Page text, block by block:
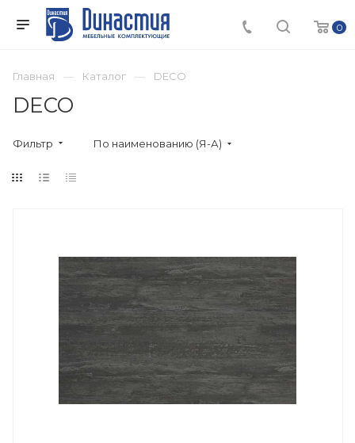
0
Главная Каталог DECO
DECO
Фильтр По наименованию (Я-А)